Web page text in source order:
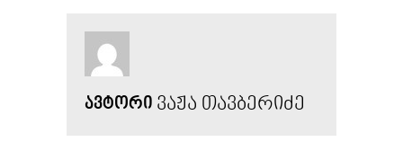
ᲐᲕᲢᲝᲠᲘ ᲕᲐᲟᲐ ᲗᲐᲕᲑᲔᲠᲘᲫᲔ